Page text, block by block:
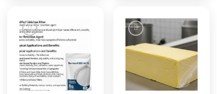
Add to
wishlist
Add to
wishlist